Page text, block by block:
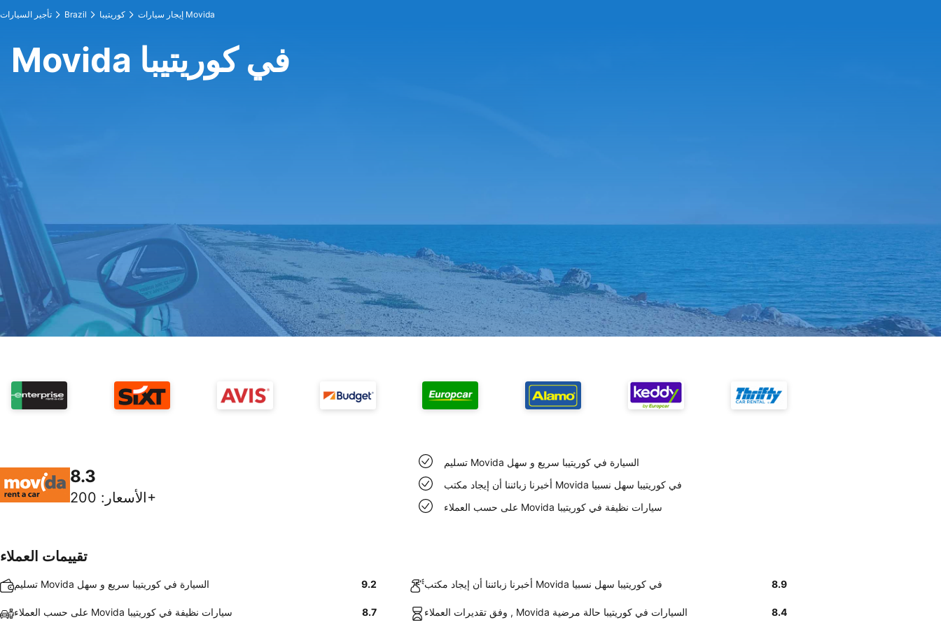
تأجير السيارات Brazil كوريتيبا إيجار سيارات Movida
Movida في كوريتيبا
8.3
الأسعار : 200+
تسليم Movida السيارة في كوريتيبا سريع و سهل
أخبرنا زبائننا أن إيجاد مكتب Movida في كوريتيبا سهل نسبيا
على حسب العملاء Movida سيارات نظيفة في كوريتيبا
تقييمات العملاء
تسليم Movida السيارة في كوريتيبا سريع و سهل 9.2 أخبرنا زبائننا أن إيجاد مكتب Movida في كوريتيبا سهل نسبيا 8.9
على حسب العملاء Movida سيارات نظيفة في كوريتيبا 8.7 وفق تقديرات العملاء , Movida السيارات في كوريتيبا حالة مرضية 8.4